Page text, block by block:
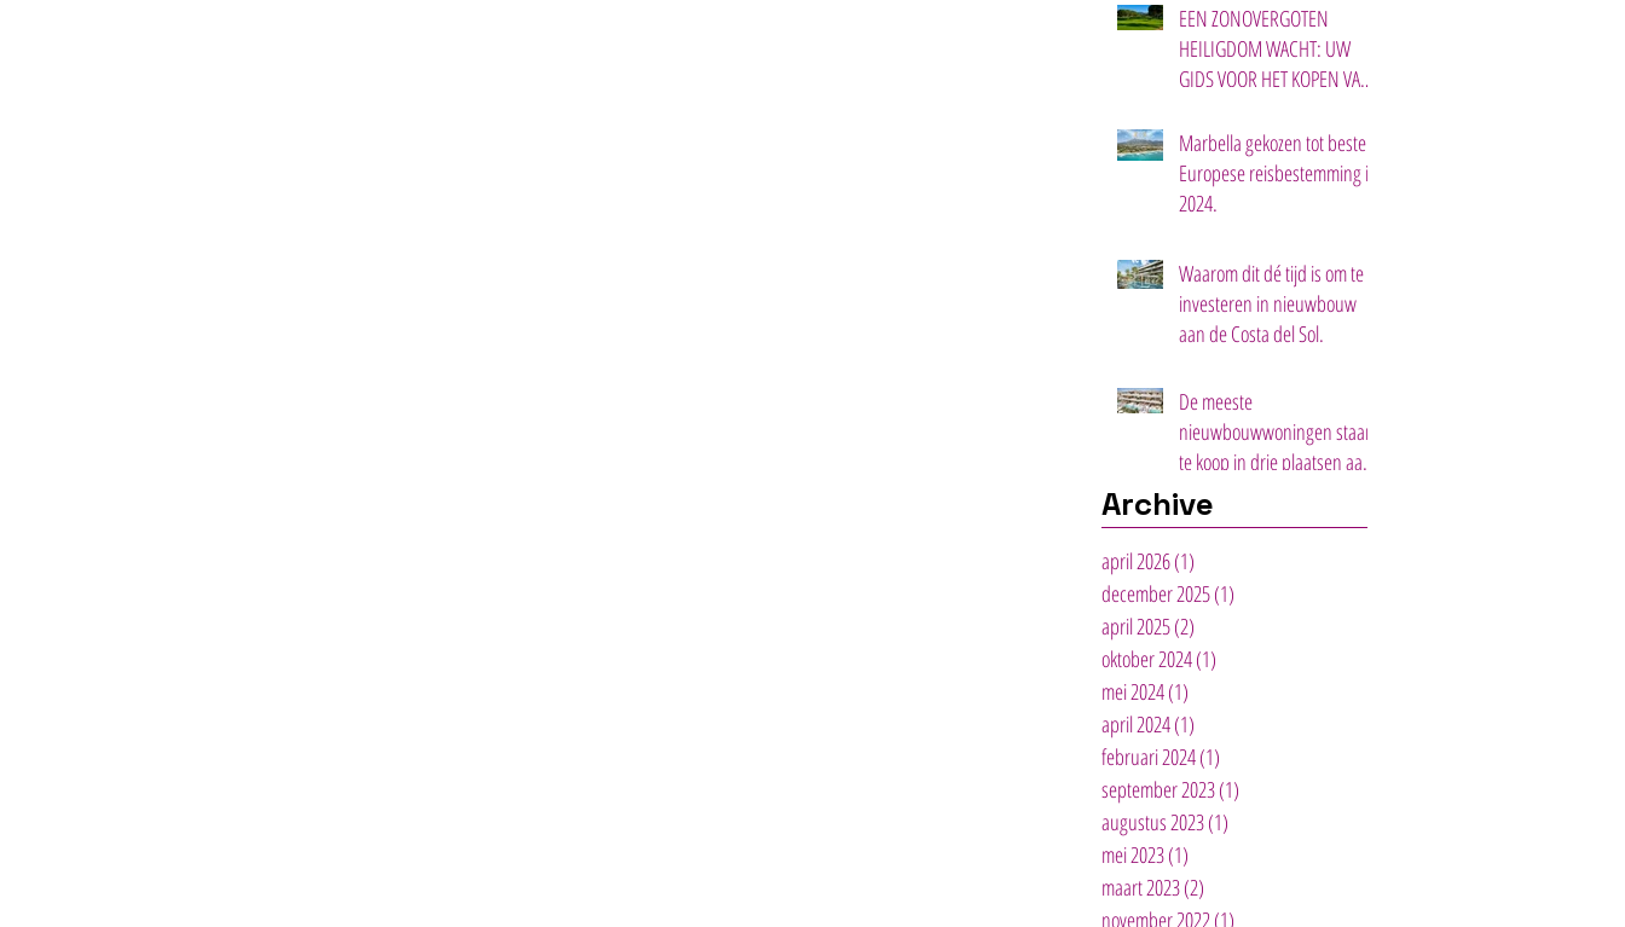
EEN ZONOVERGOTEN
HEILIGDOM WACHT: UW
GIDS VOOR HET KOPEN VAN
MARBELLA.
Marbella gekozen tot beste
Europese reisbestemming in
2024.
Waarom dit dé tijd is om te
investeren in nieuwbouw
aan de Costa del Sol.
De meeste
nieuwbouwwoningen staan
te koop in drie plaatsen aan
de Costa del Sol.
Archive
april 2026(1)
december 2025(1)
april 2025(2)
oktober 2024(1)
mei 2024(1)
april 2024(1)
februari 2024(1)
september 2023(1)
augustus 2023(1)
mei 2023(1)
maart 2023(2)
november 2022 (1)